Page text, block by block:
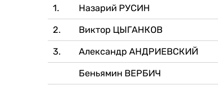
1.
Назарий РУСИН
2.
Виктор ЦЫГАНКОВ
3.
Александр АНДРИЕВСКИЙ
Беньямин ВЕРБИЧ